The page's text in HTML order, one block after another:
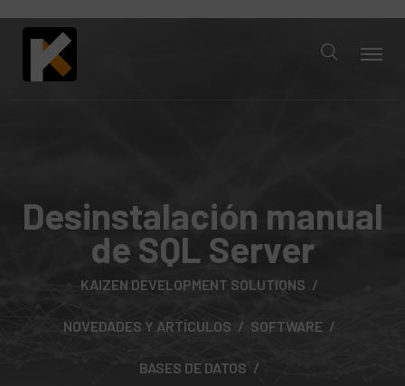
Desinstalación manual
de SQL Server
KAIZEN DEVELOPMENT SOLUTIONS
NOVEDADES Y ARTÍCULOS SOFTWARE
BASES DE DATOS